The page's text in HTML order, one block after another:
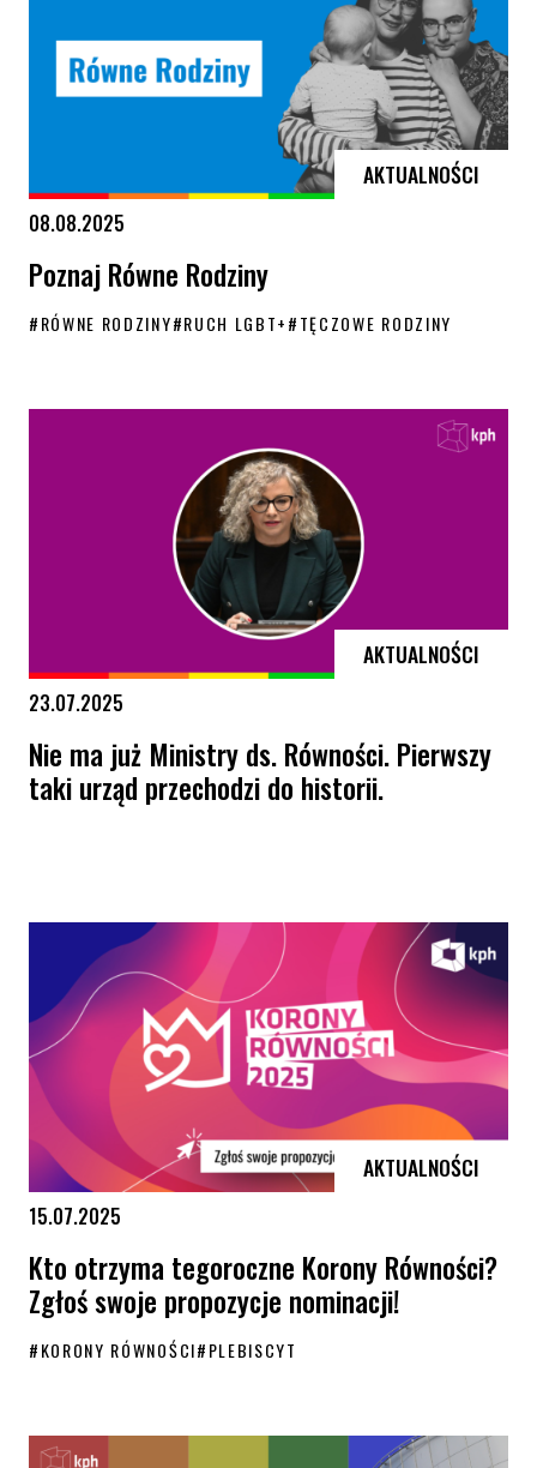
AKTUALNOŚCI
08.08.2025
Poznaj Równe Rodziny
#RÓWNE RODZINY#RUCH LGBT+#TĘCZOWE RODZINY
AKTUALNOŚCI
23.07.2025
Nie ma już Ministry ds. Równości. Pierwszy
taki urząd przechodzi do historii.
AKTUALNOŚCI
15.07.2025
Kto otrzyma tegoroczne Korony Równości?
Zgłoś swoje propozycje nominacji!
#KORONY RÓWNOŚCI#PLEBISCYT